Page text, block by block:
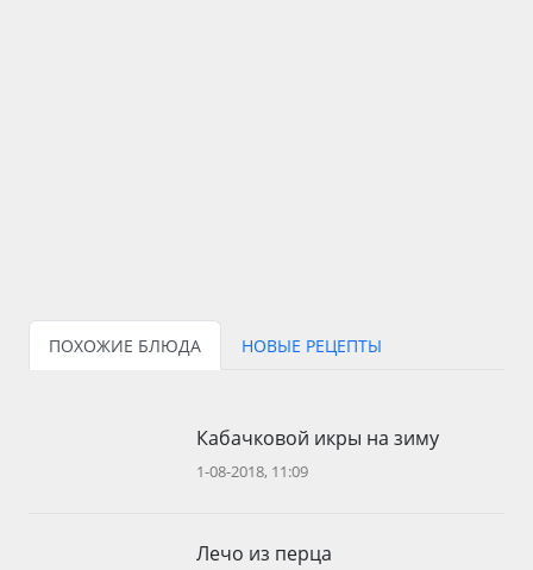
ПОХОЖИЕ БЛЮДА НОВЫЕ РЕЦЕПТЫ
Кабачковой икры на зиму
1-08-2018, 11:09
Лечо из перца